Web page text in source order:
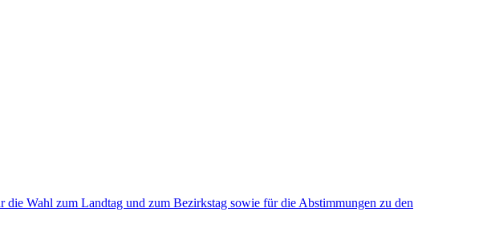
Wahl zum Landtag und zum Bezirkstag sowie für die Abstimmungen zu den